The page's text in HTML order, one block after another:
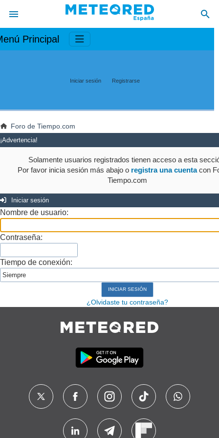
Principal
Iniciar sesión Registrarse
Foro de Tiempo.com
¡Advertencia!
Solamente usuarios registrados tienen acceso a esta
Por favor inicia sesión más abajo o registra una cuentacon
Tiempo.com
Iniciar sesión
Nombre de usuario:
Contraseña:
Tiempo de conexión:
¿Olvidaste tu contraseña?